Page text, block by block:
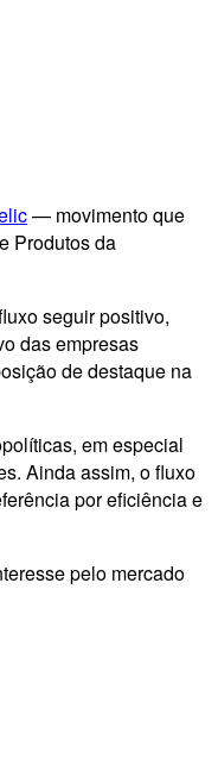
— movimento que
Produtos da
seguir positivo,
das empresas
de destaque na
em especial
Ainda assim, o fluxo
por eficiência e
pelo mercado